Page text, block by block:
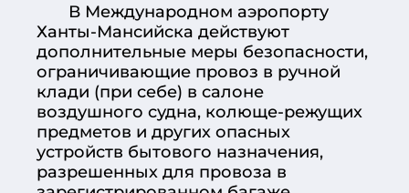
В Международном аэропорту
Ханты-Мансийска действуют
дополнительные меры безопасности,
ограничивающие провоз в ручной
клади (при себе) в салоне
воздушного судна, колюще-режущих
предметов и других опасных
устройств бытового назначения,
разрешенных для провоза в